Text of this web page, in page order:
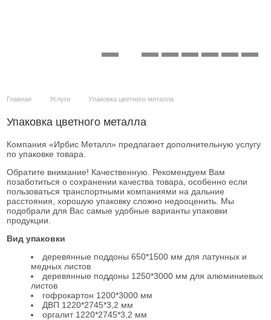
Главная Услуги Упаковка цветного металла
Упаковка цветного металла
Компания «Ирбис Металл» предлагает дополнительную услугу
по упаковке товара.
Обратите внимание! Качественную. ​Рекомендуем Вам
позаботиться о сохранении качества товара, особенно если
пользоваться транспортными компаниями на дальние
расстояния, хорошую упаковку сложно недооценить. Мы
подобрали для Вас самые удобные варианты упаковки
продукции.
Вид упаковки
деревянные поддоны 650*1500 мм для латунных и
медных листов
деревянные поддоны 1250*3000 мм для алюминиевых
листов
гофрокартон 1200*3000 мм
ДВП 1220*2745*3,2 мм
оргалит 1220*2745*3,2 мм